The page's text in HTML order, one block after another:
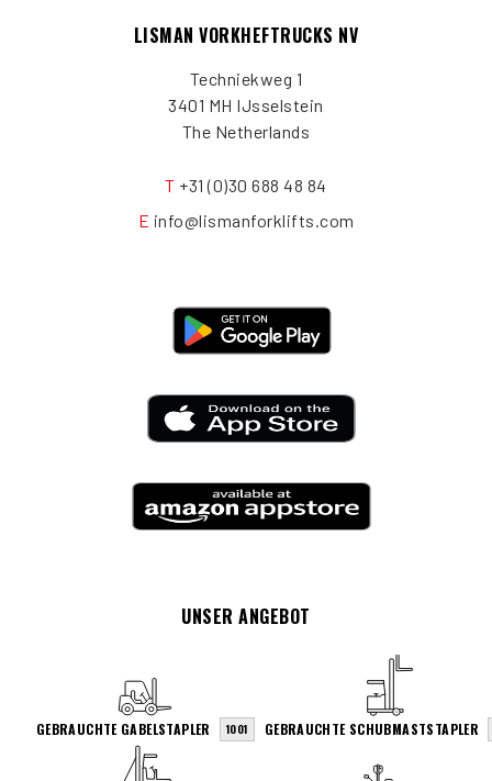
LISMAN VORKHEFTRUCKS NV
Techniekweg 1
3401 MH IJsselstein
The Netherlands
T +31 (0)30 688 48 84
E info@lismanforklifts.com
UNSER ANGEBOT
GEBRAUCHTE GABELSTAPLER 1001 GEBRAUCHTE SCHUBMASTSTAPLER